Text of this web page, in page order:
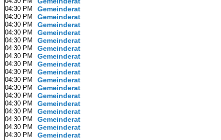
04:30 PM Gemeinderat
04:30 PM Gemeinderat
04:30 PM Gemeinderat
04:30 PM Gemeinderat
04:30 PM Gemeinderat
04:30 PM Gemeinderat
04:30 PM Gemeinderat
04:30 PM Gemeinderat
04:30 PM Gemeinderat
04:30 PM Gemeinderat
04:30 PM Gemeinderat
04:30 PM Gemeinderat
04:30 PM Gemeinderat
04:30 PM Gemeinderat
04:30 PM Gemeinderat
04:30 PM Gemeinderat
04:30 PM Gemeinderat